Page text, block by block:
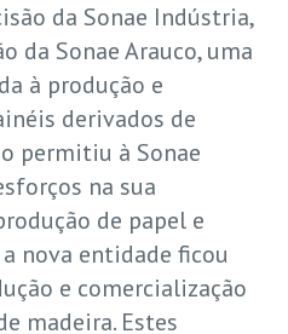
da Sonae Indústria,
da Sonae Arauco, uma
à produção e
derivados de
permitiu à Sonae
na sua
de papel e
nova entidade ficou
e comercialização
madeira. Estes